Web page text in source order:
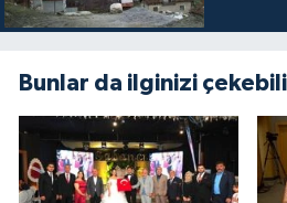
Bunlar da ilginizi